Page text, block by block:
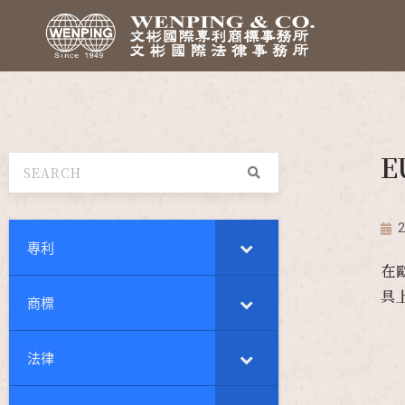
專利
商標
法律
在
具